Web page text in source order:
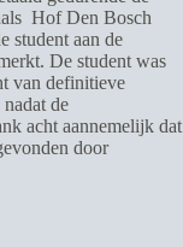
Hof Den Bosch
student aan de
De student was
van definitieve
de
acht aannemelijk dat
door